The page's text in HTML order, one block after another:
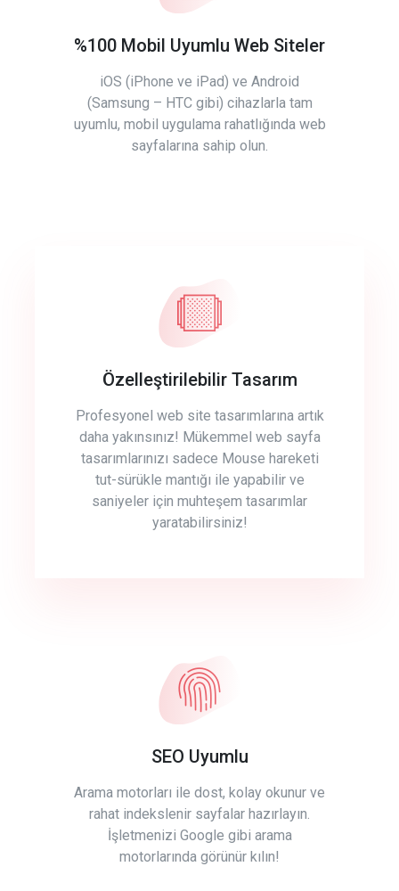
%100 Mobil Uyumlu Web Siteler
iOS (iPhone ve iPad) ve Android
(Samsung – HTC gibi) cihazlarla tam
uyumlu, mobil uygulama rahatlığında web
sayfalarına sahip olun.
Özelleştirilebilir Tasarım
Profesyonel web site tasarımlarına artık
daha yakınsınız! Mükemmel web sayfa
tasarımlarınızı sadece Mouse hareketi
tut-sürükle mantığı ile yapabilir ve
saniyeler için muhteşem tasarımlar
yaratabilirsiniz!
SEO Uyumlu
Arama motorları ile dost, kolay okunur ve
rahat indekslenir sayfalar hazırlayın.
İşletmenizi Google gibi arama
motorlarında görünür kılın!